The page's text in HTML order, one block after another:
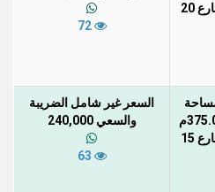
20
72
15
السعر غير شامل الضريبة
والسعي 240,000